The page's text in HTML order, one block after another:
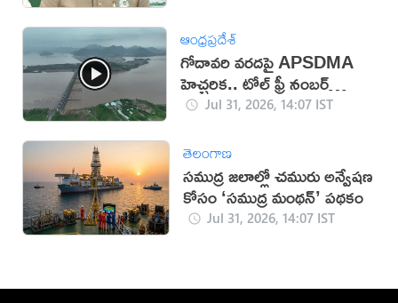
ఆంధ్రప్రదేశ్
గోదావరి వరదపై APSDMA
హెచ్చరిక.. టోల్ ఫ్రీ నంబర్
ఏర్పాటుJul 31, 2026, 14:07 IST
తెలంగాణ
సముద్ర జలాల్లో చమురు అన్వేషణ
కోసం ‘సముద్ర మంథన్’ పథకం
Jul 31, 2026, 14:07 IST